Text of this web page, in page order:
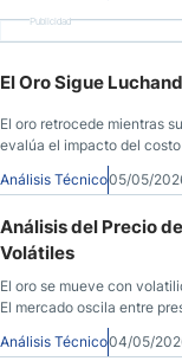
Publicidad
El Oro Sigue
El oro retrocede mientras
evalúa el impacto del
Análisis Técnico05/05/
Análisis del Precio
Volátiles
El oro se mueve con
El mercado oscila entre
Análisis Técnico04/05/